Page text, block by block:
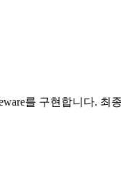
를 구현합니다. 최종